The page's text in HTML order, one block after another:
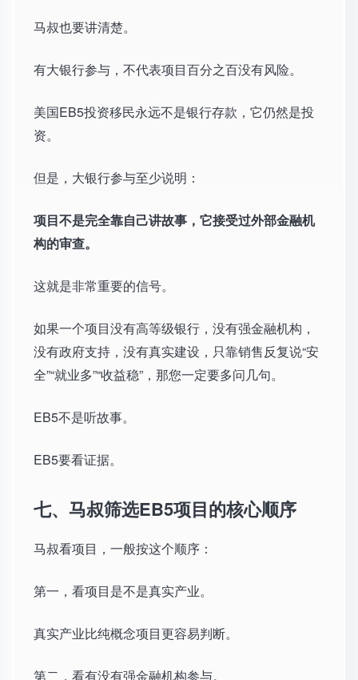
马叔也要讲清楚。
有大银行参与，不代表项目百分之百没有风险。
美国EB5投资移民永远不是银行存款，它仍然是投
资。
但是，大银行参与至少说明：
项目不是完全靠自己讲故事，它接受过外部金融机
构的审查。
这就是非常重要的信号。
如果一个项目没有高等级银行，没有强金融机构，
没有政府支持，没有真实建设，只靠销售反复说“安
全”“就业多”“收益稳”，那您一定要多问几句。
EB5不是听故事。
EB5要看证据。
七、马叔筛选EB5项目的核心顺序
马叔看项目，一般按这个顺序：
第一，看项目是不是真实产业。
真实产业比纯概念项目更容易判断。
第二，看有没有强金融机构参与。